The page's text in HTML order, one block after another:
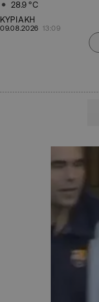
28.9 °C
ΚΥΡΙΑΚΗ
09.08.2026 13:09